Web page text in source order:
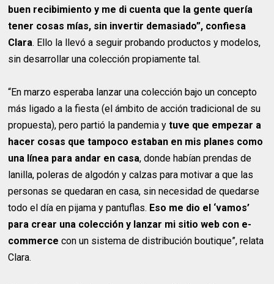
buen recibimiento y me di cuenta que la gente quería
tener cosas mías, sin invertir demasiado”, confiesa
Clara. Ello la llevó a seguir probando productos y modelos,
sin desarrollar una colección propiamente tal.
“En marzo esperaba lanzar una colección bajo un concepto
más ligado a la fiesta (el ámbito de acción tradicional de su
propuesta), pero partió la pandemia ytuve que empezar a
hacer cosas que tampoco estaban en mis planes como
una línea para andar en casa, donde habían prendas de
lanilla, poleras de algodón y calzas para motivar a que las
personas se quedaran en casa, sin necesidad de quedarse
todo el día en pijama y pantuflas. Eso me dio el ‘vamos’
para crear una colección y lanzar mi sitio web con e-
commercecon un sistema de distribución boutique”, relata
Clara.